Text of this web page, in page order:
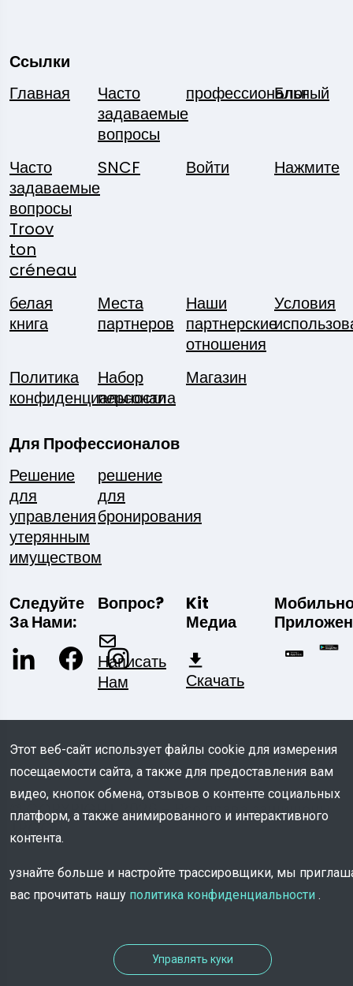
Ссылки
Главная
Часто
задаваемые
вопросы
профессиональный
Блог
Часто
задаваемые
вопросы
Troov
ton
créneau
SNCF Войти Нажмите
белая
книга
Места
партнеров
Наши
партнерские
отношения
Условия
Политика
конфиденциальности
Набор
персонала
Магазин
Для Профессионалов
Решение
для
управления
утерянным
имуществом
решение
для
бронирования
Следуйте
За Нами:
Вопрос?
Написать
Нам
Kit
Медиа
Скачать
© COPYRIGHT 2026 - Все права защищены
TROOV
Этот веб-сайт использует файлы cookie для измерения
посещаемости сайта, а также для предоставления вам
видео, кнопок обмена, отзывов о контенте социальных
платформ, а также анимированного и интерактивного
контента.
узнайте больше и настройте трассировщики, мы
вас прочитать нашу политика конфиденциальности .
Управлять куки